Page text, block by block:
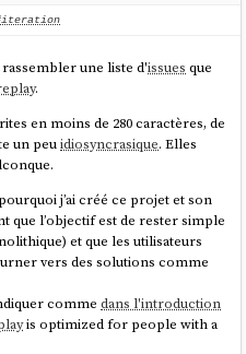
une liste d'issues que
.
en moins de 280 caractères, de
un peuidiosyncrasique. Elles
j’ai créé ce projet et son
que l’objectif est de rester simple
et que les utilisateurs
vers des solutions comme
commedans l'introduction
is optimized for people with a